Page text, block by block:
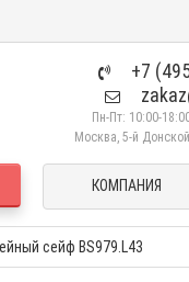
+7
Пн-Пт: 10:00-
Москва, 5-й
КОМПАНИЯ
сейф BS979.L43